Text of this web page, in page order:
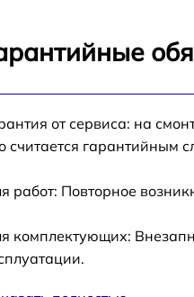
Замена блока питания
EA234WMi
от сервиса: на
считается гарантийным
работ: Повторное
комплектующих: